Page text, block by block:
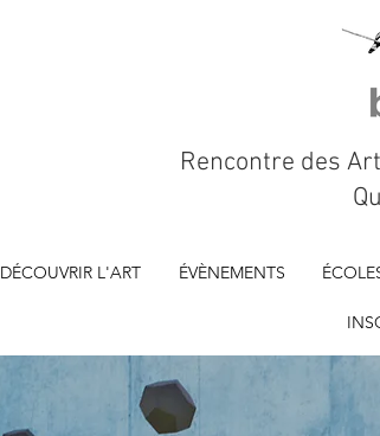
Rencontre des
DÉCOUVRIR L'ART ÉVÈNEMENTS